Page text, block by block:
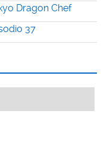
Dragon Chef
37